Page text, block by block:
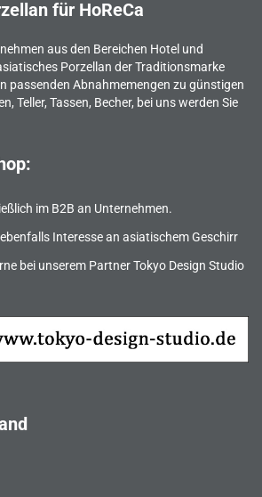
für HoReCa
aus den Bereichen Hotel und
Porzellan der Traditionsmarke
passenden Abnahmemengen zu günstigen
Teller, Tassen, Becher, bei uns werden Sie
im B2B an Unternehmen.
Interesse an asiatischem Geschirr
bei unserem Partner Tokyo Design Studio